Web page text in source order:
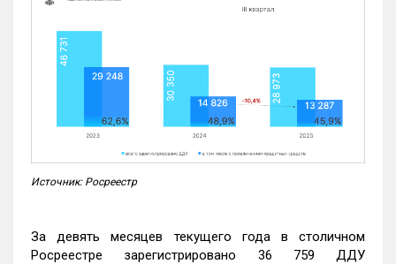
Источник: Росреестр
За девять месяцев текущего года в столичном
Росреестре зарегистрировано 36 759 ДДУ